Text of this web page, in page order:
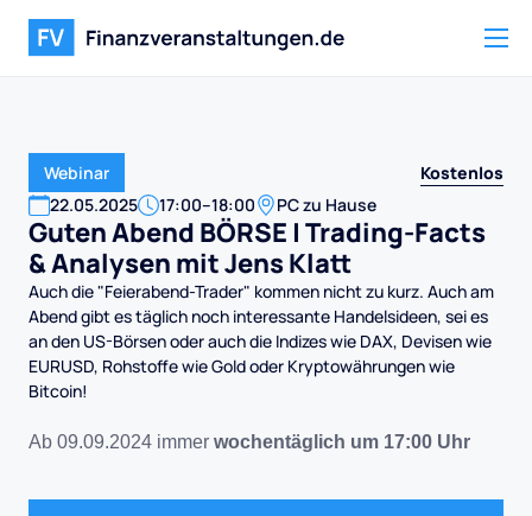
Webinar
Kostenlos
22.05.2025 17:00–18:00 PC zu Hause
Guten Abend BÖRSE | Trading-Facts
& Analysen mit Jens Klatt
Auch die "Feierabend-Trader" kommen nicht zu kurz. Auch am
Abend gibt es täglich noch interessante Handelsideen, sei es
an den US-Börsen oder auch die Indizes wie DAX, Devisen wie
EURUSD, Rohstoffe wie Gold oder Kryptowährungen wie
Bitcoin!
Ab 09.09.2024 immer wochentäglich um 17:00 Uhr